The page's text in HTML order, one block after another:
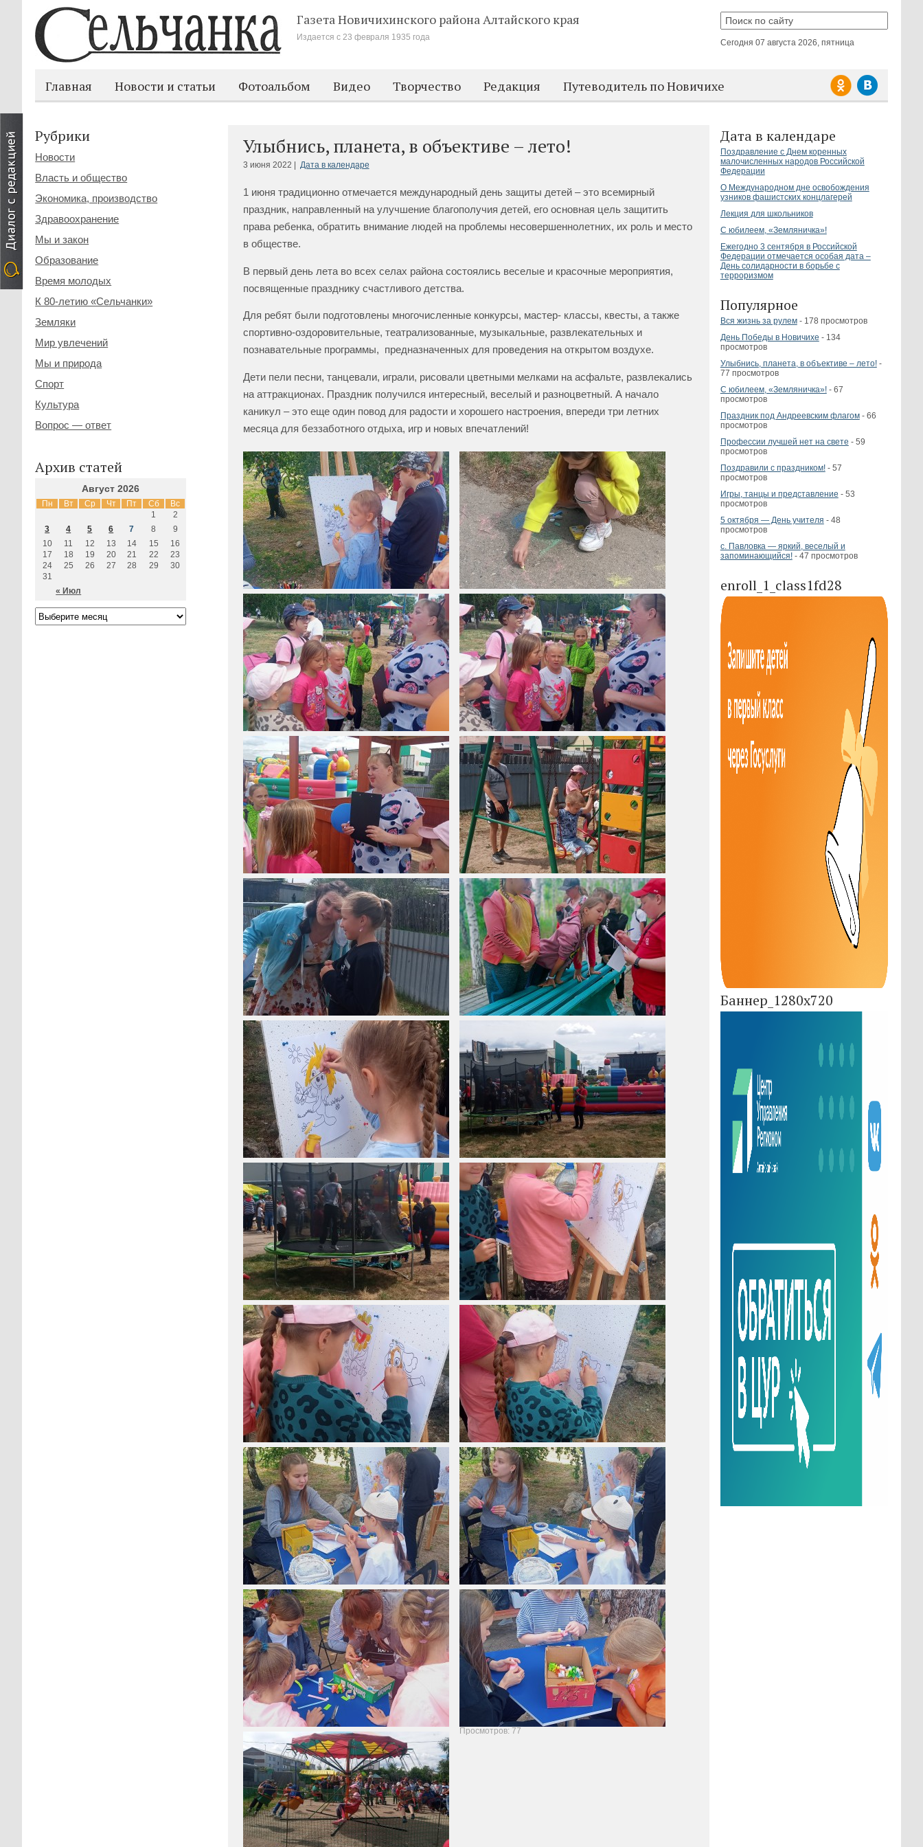
Газета Новичихинского районаАлтайского края
Издается с 23 февраля 1935 года
Сегодня 07 августа 2026, пятница
Главная Новости и статьи Фотоальбом Видео Творчество Редакция Путеводитель по Новичихе
Дата в календаре
Поздравление с Днем коренных
малочисленных народов Российской
Федерации
О Международном дне освобождения
узников фашистских концлагерей
Лекция для школьников
С юбилеем, «Земляничка»!
Ежегодно 3 сентября в Российской
Федерации отмечается особая дата –
День солидарности в борьбе с
терроризмом
Популярное
Вся жизнь за рулем- 178 просмотров
День Победы в Новичихе - 134
просмотров
Улыбнись, планета, в объективе – лето!-
77 просмотров
С юбилеем, «Земляничка»!- 67
просмотров
Праздник под Андреевским флагом- 66
просмотров
Профессии лучшей нет на свете - 59
просмотров
Поздравили с праздником!- 57
просмотров
Игры, танцы и представление - 53
просмотров
5 октября — День учителя - 48
просмотров
с. Павловка — яркий, веселый и
запоминающийся!- 47 просмотров
enroll_1_class1fd28
Баннер_1280x720
Улыбнись, планета, в объективе – лето!
3 июня 2022 | Дата в календаре
1 июня традиционно отмечается международный день защиты детей – это всемирный
праздник, направленный на улучшение благополучия детей, его основная цель защитить
права ребенка, обратить внимание людей на проблемы несовершеннолетних, их роль и место
в обществе.
В первый день лета во всех селах района состоялись веселые и красочные мероприятия,
посвященные празднику счастливого детства.
Для ребят были подготовлены многочисленные конкурсы, мастер- классы, квесты, а также
спортивно-оздоровительные, театрализованные, музыкальные, развлекательных и
познавательные программы, предназначенных для проведения на открытом воздухе.
Дети пели песни, танцевали, играли, рисовали цветными мелками на асфальте, развлекались
на аттракционах. Праздник получился интересный, веселый и разноцветный. А начало
каникул – это еще один повод для радости и хорошего настроения, впереди три летних
месяца для беззаботного отдыха, игр и новых впечатлений!
Просмотров: 77
Рубрики
Новости
Власть и общество
Экономика, производство
Здравоохранение
Мы и закон
Образование
Время молодых
К 80-летию «Сельчанки»
Земляки
Мир увлечений
Мы и природа
Спорт
Культура
Вопрос — ответ
Архив статей
Август 2026
Пн Вт Ср Чт Пт Сб Вс
« Июл
1
2
3
4 5 6 7 8
9
10
11 12 13 14 15
16
17
18 19 20 21 22
23
24
25 26 27 28 29
30
31